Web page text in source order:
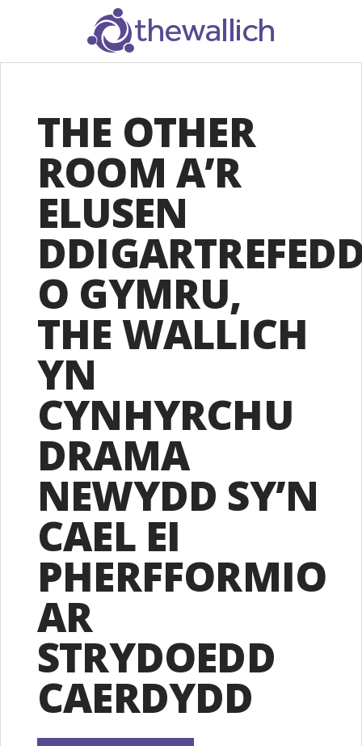
SEARCH
THE OTHER
ROOM A’R
ELUSEN
O GYMRU,
THE WALLICH
YN
CYNHYRCHU
DRAMA
NEWYDD SY’N
CAEL EI
PHERFFORMIO
AR
STRYDOEDD
CAERDYDD